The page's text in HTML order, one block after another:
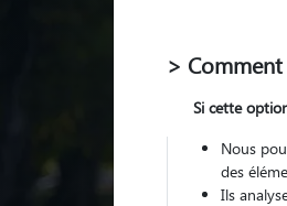
>
Si cette
Nous
des
Ils